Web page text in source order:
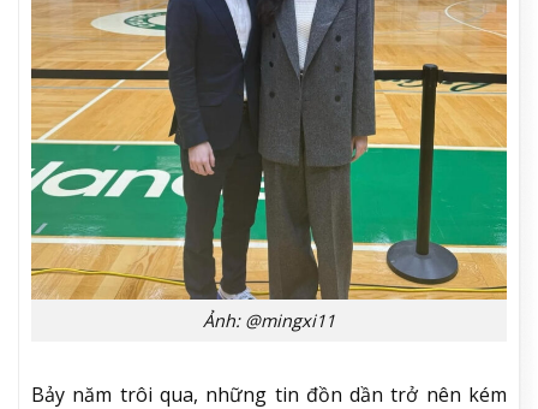
Ảnh: @mingxi11
Bảy năm trôi qua, những tin đồn dần trở nên kém